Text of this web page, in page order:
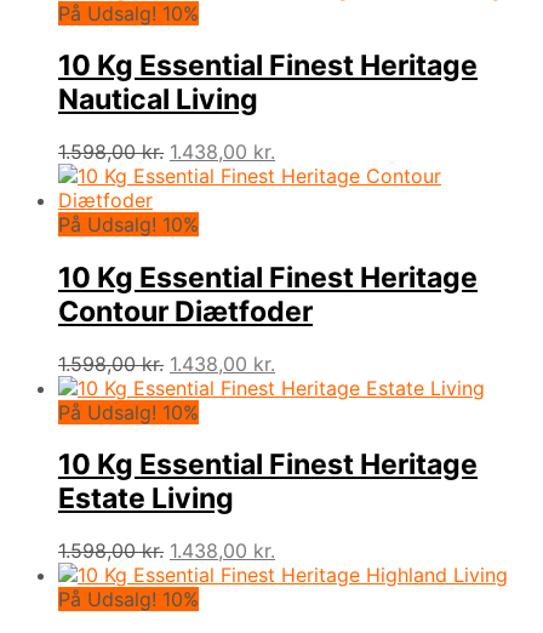
På Udsalg! 10%
10 Kg Essential Finest Heritage
Nautical Living
1.598,00kr. Den
oprindelige
var:
1.438,00 kr.
aktuelle
På Udsalg! 10%
10 Kg Essential Finest Heritage
Contour Diætfoder
1.598,00kr. Den
oprindelige
pris
1.598,00 kr..
1.438,00 kr.
aktuelle
1.438,00 kr..
På Udsalg! 10%
10 Kg Essential Finest Heritage
Estate Living
1.598,00kr. Den
oprindelige
pris
1.438,00 kr.
aktuelle
På Udsalg! 10%